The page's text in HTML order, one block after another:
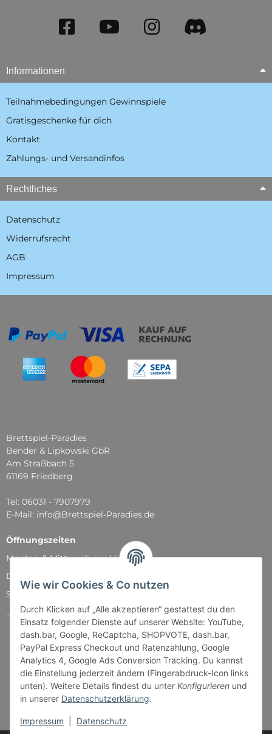
Wie wir Cookies & Co nutzen
Durch Klicken auf „Alle akzeptieren“ gestattest du den
Einsatz folgender Dienste auf unserer Website: YouTube,
dash.bar, Google, ReCaptcha, SHOPVOTE, dash.bar,
PayPal Express Checkout und Ratenzahlung, Google
Analytics 4, Google Ads Conversion Tracking. Du kannst
die Einstellung jederzeit ändern (Fingerabdruck-Icon links
unten). Weitere Details findest du unter Konfigurieren und
in unserer Datenschutzerklärung.
Impressum Datenschutz
Informationen
Teilnahmebedingungen Gewinnspiele
Gratisgeschenke für dich
Kontakt
Zahlungs- und Versandinfos
Rechtliches
Datenschutz
Widerrufsrecht
AGB
Impressum
Brettspiel-Paradies
Bender & Lipkowski GbR
Am Straßbach 5
61169 Friedberg
Tel: 06031 - 7907979
E-Mail: info@Brettspiel-Paradies.de
Öffnungszeiten
Montag & Mittwoch nur Versand
Dienstag, Donnerstag und Freitag: 11:00 - 18:30 Uhr
Samstag: 11:00 - 14:00 Uhr
...und natürlich während unserer Events